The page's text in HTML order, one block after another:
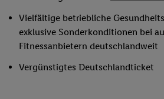
Vielfältige betriebliche
exklusive Sonderkonditionen bei
Fitnessanbietern deutschlandweit
Vergünstigtes Deutschlandticket